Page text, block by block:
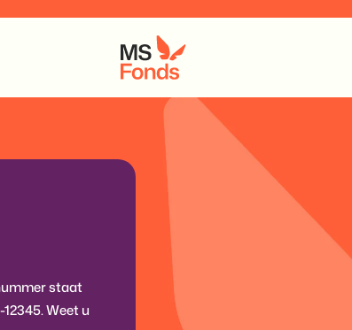
staat
Weet u